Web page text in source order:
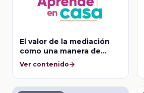
El valor de la mediación
como una manera de
resolver conflictos sin
Ver contenido